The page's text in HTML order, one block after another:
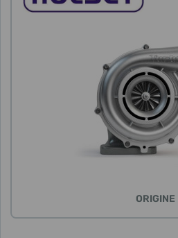
ORIGINE